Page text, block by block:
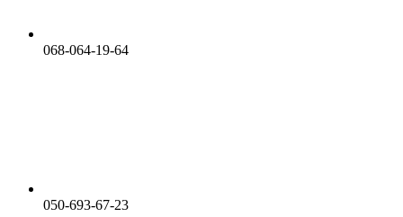
068-064-19-64
050-693-67-23